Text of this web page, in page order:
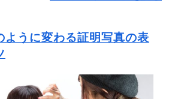
ように変わる証明写真の表